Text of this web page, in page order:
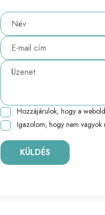
Hozzájárulok, hogy a
Igazolom, hogy nem vagyok
KÜLDÉS